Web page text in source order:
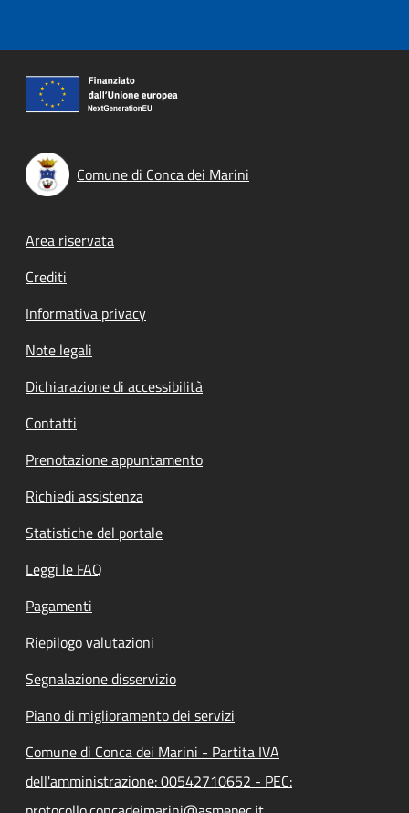
Comune di Conca dei Marini
Footer menu
Area riservata
Crediti
Informativa privacy
Note legali
Dichiarazione di accessibilità
Contatti
Prenotazione appuntamento
Richiedi assistenza
Statistiche del portale
Leggi le FAQ
Pagamenti
Riepilogo valutazioni
Segnalazione disservizio
Piano di miglioramento dei servizi
Comune di Conca dei Marini - Partita IVA
dell'amministrazione: 00542710652 - PEC: